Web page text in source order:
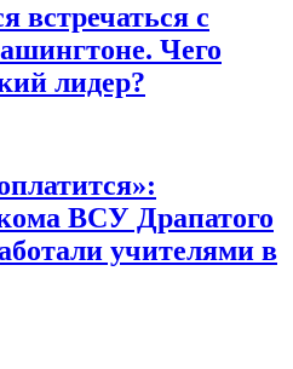
встречаться с
Чего
лидер?
ВСУ Драпатого
учителями в